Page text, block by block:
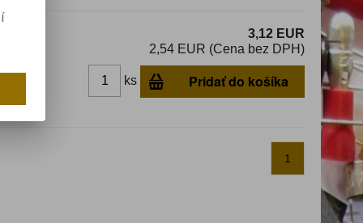
3,12 EUR
2,54 EUR (Cena bez DPH)
ks Pridať do košíka
1